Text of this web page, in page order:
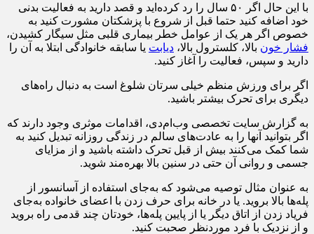
با این حال اگر ۵۰ سال را رد کرده‌اید و قصد دارید به فعالیت بدنی
خود اضافه کنید حتما قبل از شروع با پزشکتان مشورت کنید به
خصوص اگر هر یک از عوامل خطر بیماری قلبی مثل سیگار کشیدن،
فشار خون بالا، کلسترول بالا، دیابت یا سابقه خانوادگی ابتلا به آن را
دارید و سپس، فعالیت را آغاز کنید.
اگر برای ورزش منظم خیلی سرتان شلوغ است به دنبال راه‌های
دیگری برای تحرک بیشتر باشید.
به گزارش سایت تخصصی وب‌ام‌دی، اقدامات موثری وجود دارند که
اگر بتوانید آنها را به عادت‌های سالم در زندگی روزانه تبدیل کنید به
شما کمک می‌کنند بیش از قبل تحرک داشته باشید و از مزایای
جسمی و روانی آن حتی در سنین بالا بهره‌مند شوید.
به عنوان مثال توصیه می‌شود که به‌جای استفاده از آسانسور از
پله‌ها بالا بروید. یا در خانه برای حرف زدن با اعضای خانواده به‌جای
فریاد زدن از اتاق دیگر یا از پایین پله‌ها، خودتان چند قدمی راه بروید
و از نزدیک با فرد موردنظر صحبت کنید.